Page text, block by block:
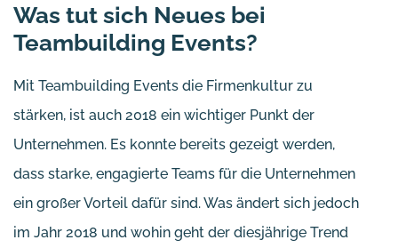
Was tut sich Neues bei
Teambuilding Events?
Mit Teambuilding Events die Firmenkultur zu
stärken, ist auch 2018 ein wichtiger Punkt der
Unternehmen. Es konnte bereits gezeigt werden,
dass starke, engagierte Teams für die Unternehmen
ein großer Vorteil dafür sind. Was ändert sich jedoch
im Jahr 2018 und wohin geht der diesjährige Trend